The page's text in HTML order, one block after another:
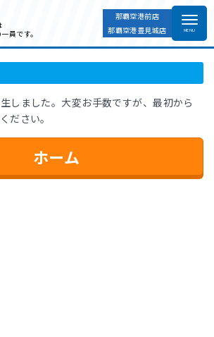
員です。
那覇空港前店
那覇空港豊見城店
しました。大変お手数ですが、最初から
ださい。
ホーム